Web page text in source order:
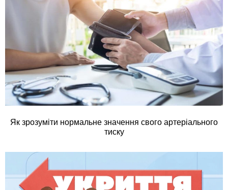
Як зрозуміти нормальне значення свого артеріального
тиску